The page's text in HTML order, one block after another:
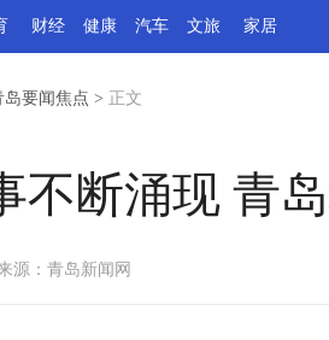
财经 健康 汽车 文旅 家居
岛要闻焦点 > 正文
不断涌现 青
源：青岛新闻网